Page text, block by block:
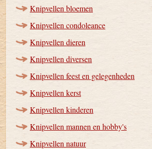
Knipvellen bloemen
Knipvellen condoleance
Knipvellen dieren
Knipvellen diversen
Knipvellen feest en gelegenheden
Knipvellen kerst
Knipvellen kinderen
Knipvellen mannen en hobby's
Knipvellen natuur